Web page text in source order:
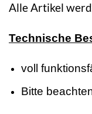
Alle Artikel
Technische
voll
Bitte